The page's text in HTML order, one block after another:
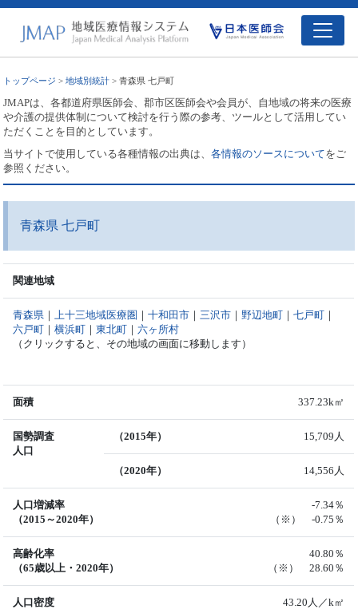
トップページ >地域別統計 > 青森県 七戸町
JMAPは、各都道府県医師会、郡市区医師会や会員が、自地域の将来の医療
や介護の提供体制について検討を行う際の参考、ツールとして活用してい
ただくことを目的としています。
当サイトで使用している各種情報の出典は、各情報のソースについてをご
参照ください。
青森県 七戸町
関連地域
青森県 ｜ 上十三地域医療圏 ｜十和田市 ｜ 三沢市 ｜ 野辺地町 ｜七戸町 ｜
六戸町 ｜横浜町 ｜東北町 ｜六ヶ所村
（クリックすると、その地域の画面に移動します）
面積 337.23k㎡
国勢調査
人口
（2015年） 15,709人
（2020年） 14,556人
人口増減率
（2015～2020年）
-7.34％
（※） -0.75％
高齢化率
（65歳以上・2020年）
40.80％
（※） 28.60％
人口密度
43.20人／k㎡